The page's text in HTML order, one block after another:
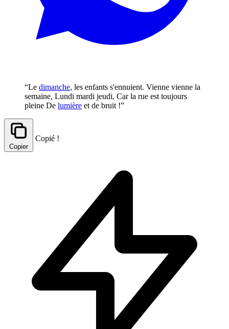
“Le dimanche, les enfants s'ennuient. Vienne vienne la
semaine, Lundi mardi jeudi, Car la rue est toujours
pleine De lumière et de bruit !”
Copier
Copié !